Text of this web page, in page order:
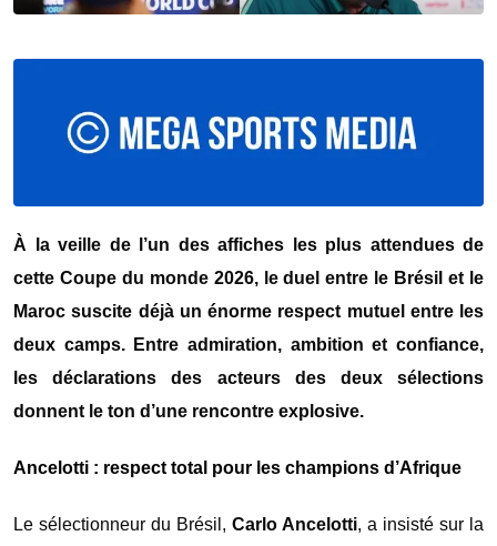
À la veille de l’un des affiches les plus attendues de
cette Coupe du monde 2026, le duel entre le Brésil et le
Maroc suscite déjà un énorme respect mutuel entre les
deux camps. Entre admiration, ambition et confiance,
les déclarations des acteurs des deux sélections
donnent le ton d’une rencontre explosive.
Ancelotti : respect total pour les champions d’Afrique
Le sélectionneur du Brésil, Carlo Ancelotti, a insisté sur la